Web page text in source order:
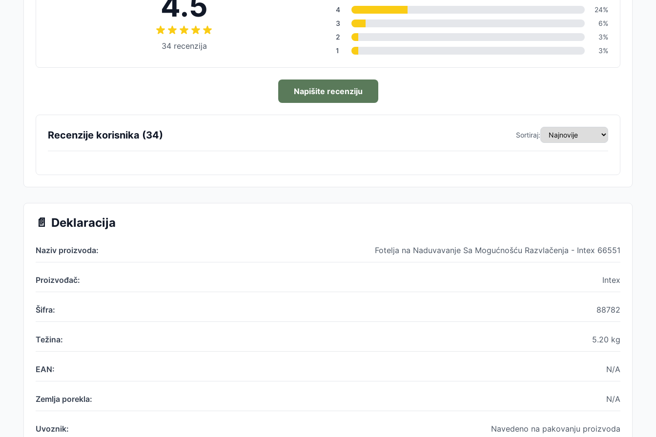
34 recenzija
4 24%
3
6%
2
3%
1
3%
Napišite recenziju
Recenzije korisnika (34) Sortiraj:
📄 Deklaracija
Naziv proizvoda: Fotelja na Naduvavanje Sa Mogućnošću Razvlačenja - Intex 66551
Proizvođač: Intex
Šifra: 88782
Težina: 5.20 kg
EAN: N/A
Zemlja porekla: N/A
Uvoznik: Navedeno na pakovanju proizvoda